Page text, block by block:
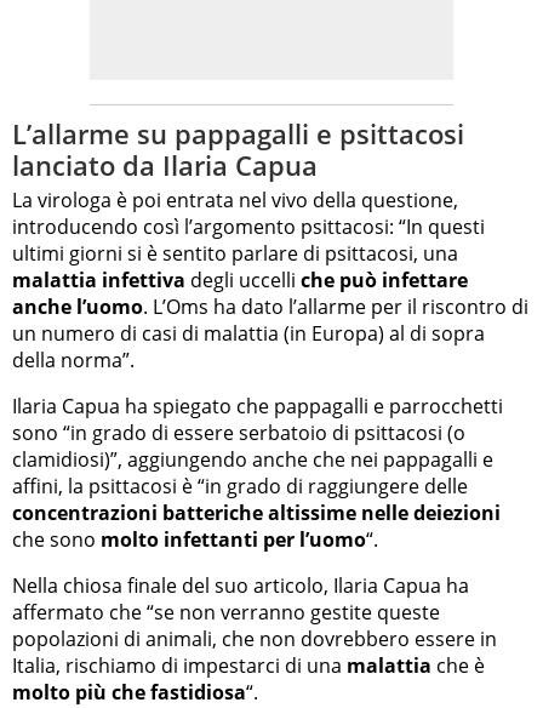
L’allarme su pappagalli e psittacosi
lanciato da Ilaria Capua
La virologa è poi entrata nel vivo della questione,
introducendo così l’argomento psittacosi: “In questi
ultimi giorni si è sentito parlare di psittacosi, una
malattia infettiva degli uccelli che può infettare
anche l’uomo. L’Oms ha dato l’allarme per il riscontro di
un numero di casi di malattia (in Europa) al di sopra
della norma”.
Ilaria Capua ha spiegato che pappagalli e parrocchetti
sono “in grado di essere serbatoio di psittacosi (o
clamidiosi)”, aggiungendo anche che nei pappagalli e
affini, la psittacosi è “in grado di raggiungere delle
concentrazioni batteriche altissime nelle deiezioni
che sono molto infettanti per l’uomo“.
Nella chiosa finale del suo articolo, Ilaria Capua ha
affermato che “se non verranno gestite queste
popolazioni di animali, che non dovrebbero essere in
Italia, rischiamo di impestarci di una malattia che è
molto più che fastidiosa“.